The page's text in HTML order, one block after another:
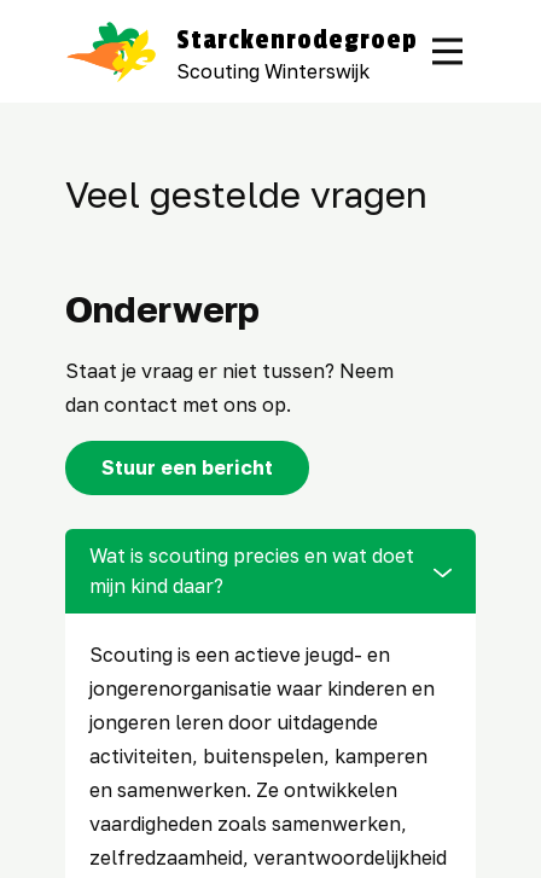
Starckenrodegroep
Scouting Winterswijk
Veel gestelde vragen
Onderwerp
Staat je vraag er niet tussen? Neem
dan contact met ons op.
Stuur een bericht
Wat is scouting precies en wat doet
mijn kind daar?
Scouting is een actieve jeugd- en
jongerenorganisatie waar kinderen en
jongeren leren door uitdagende
activiteiten, buitenspelen, kamperen
en samenwerken. Ze ontwikkelen
vaardigheden zoals samenwerken,
zelfredzaamheid, verantwoordelijkheid